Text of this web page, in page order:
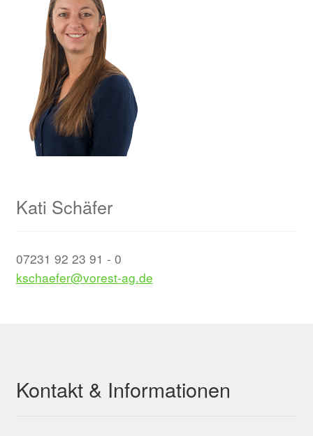
Kati Schäfer
07231 92 23 91 - 0
kschaefer@vorest-ag.de
Kontakt & Informationen